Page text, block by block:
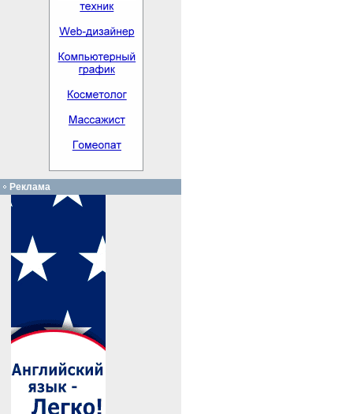
Реклама